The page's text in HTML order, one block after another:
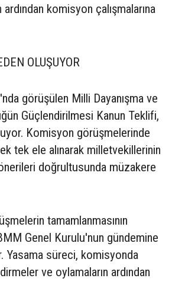
ardından komisyon çalışmalarına
OLUŞUYOR
görüşülen Milli Dayanışma ve
Güçlendirilmesi Kanun Teklifi,
Komisyon görüşmelerinde
tek ele alınarak milletvekillerinin
doğrultusunda müzakere
tamamlanmasının
Genel Kurulu'nun gündemine
Yasama süreci, komisyonda
ve oylamaların ardından